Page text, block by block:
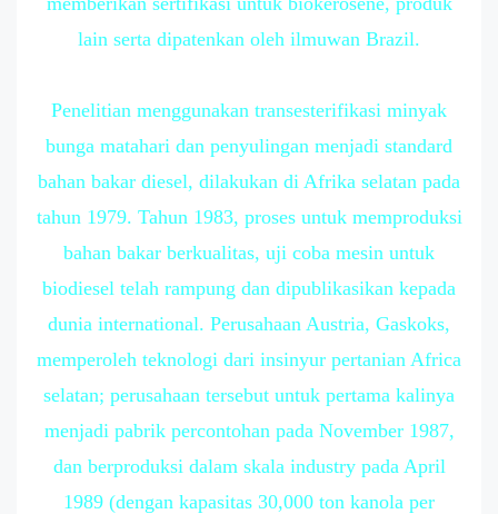
lain serta dipatenkan oleh ilmuwan Brazil.
Penelitian menggunakan transesterifikasi minyak
bunga matahari dan penyulingan menjadi standard
bahan bakar diesel, dilakukan di Afrika selatan pada
tahun 1979. Tahun 1983, proses untuk memproduksi
bahan bakar berkualitas, uji coba mesin untuk
biodiesel telah rampung dan dipublikasikan kepada
dunia international. Perusahaan Austria, Gaskoks,
memperoleh teknologi dari insinyur pertanian Africa
selatan; perusahaan tersebut untuk pertama kalinya
menjadi pabrik percontohan pada November 1987,
dan berproduksi dalam skala industry pada April
1989 (dengan kapasitas 30,000 ton kanola per